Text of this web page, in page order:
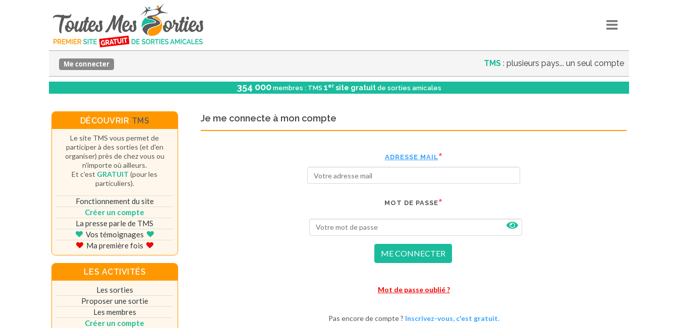
TMS : plusieurs pays... un seul compte
Me connecter
354 000 membres : TMS 1er site gratuit de sorties amicales
Je me connecte à mon compte
ADRESSE MAIL
MOT DE PASSE
ME CONNECTER
Mot de passe oublié ?
Pas encore de compte ? Inscrivez-vous, c'est gratuit.
DÉCOUVRIR TMS
Le site TMS vous permet de
participer à des sorties (et d'en
organiser) près de chez vous ou
n'importe où ailleurs.
Et c'est GRATUIT (pour les
particuliers).
Fonctionnement du site
Créer un compte
La presse parle de TMS
Vos témoignages
Ma première fois
LES ACTIVITÉS
Les sorties
Proposer une sortie
Les membres
Créer un compte